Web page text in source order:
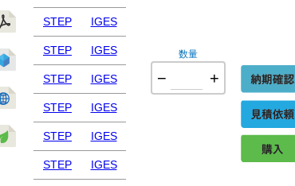
数量
− + 納期確認
見積依頼
購入
STEP IGES
STEP IGES
STEP IGES
STEP IGES
STEP IGES
STEP IGES